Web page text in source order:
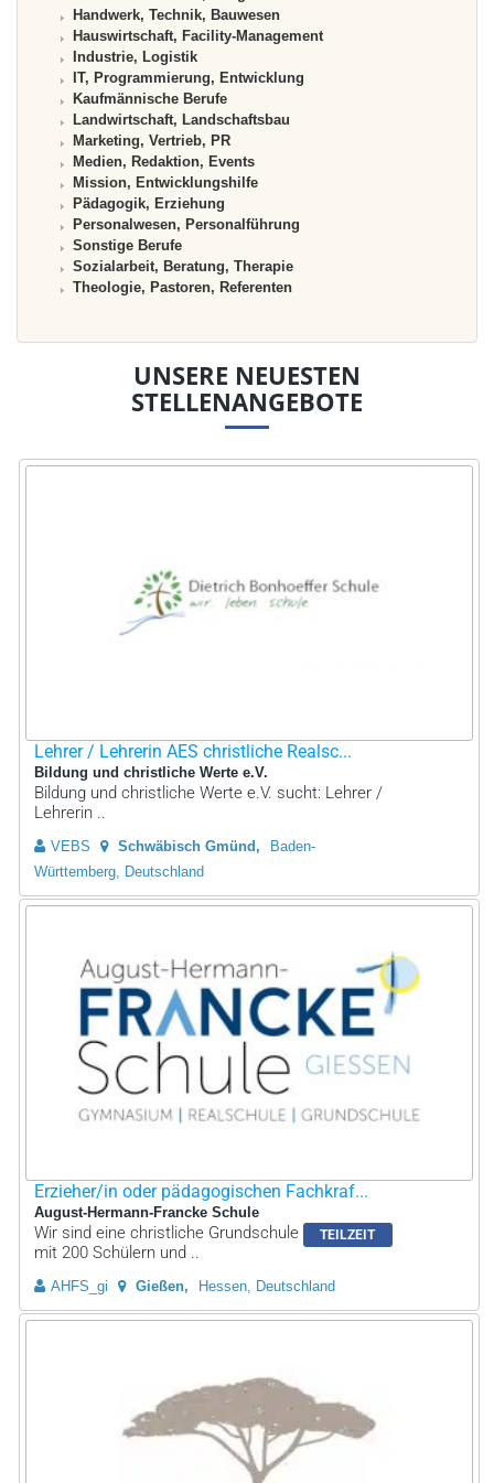
Handwerk, Technik, Bauwesen
Hauswirtschaft, Facility-Management
Industrie, Logistik
IT, Programmierung, Entwicklung
Kaufmännische Berufe
Landwirtschaft, Landschaftsbau
Marketing, Vertrieb, PR
Medien, Redaktion, Events
Mission, Entwicklungshilfe
Pädagogik, Erziehung
Personalwesen, Personalführung
Sonstige Berufe
Sozialarbeit, Beratung, Therapie
Theologie, Pastoren, Referenten
UNSERE NEUESTEN
STELLENANGEBOTE
Lehrer / Lehrerin AES christliche Realsc...
Bildung und christliche Werte e.V.
Bildung und christliche Werte e.V. sucht: Lehrer /
Lehrerin ..
VEBS Schwäbisch Gmünd
Baden-
Württemberg, Deutschland
Erzieher/in oder pädagogischen Fachkraf...
August-Hermann-Francke Schule
TEILZEIT
Wir sind eine christliche Grundschule
mit 200 Schülern und ..
AHFS_gi Gießen Hessen, Deutschland